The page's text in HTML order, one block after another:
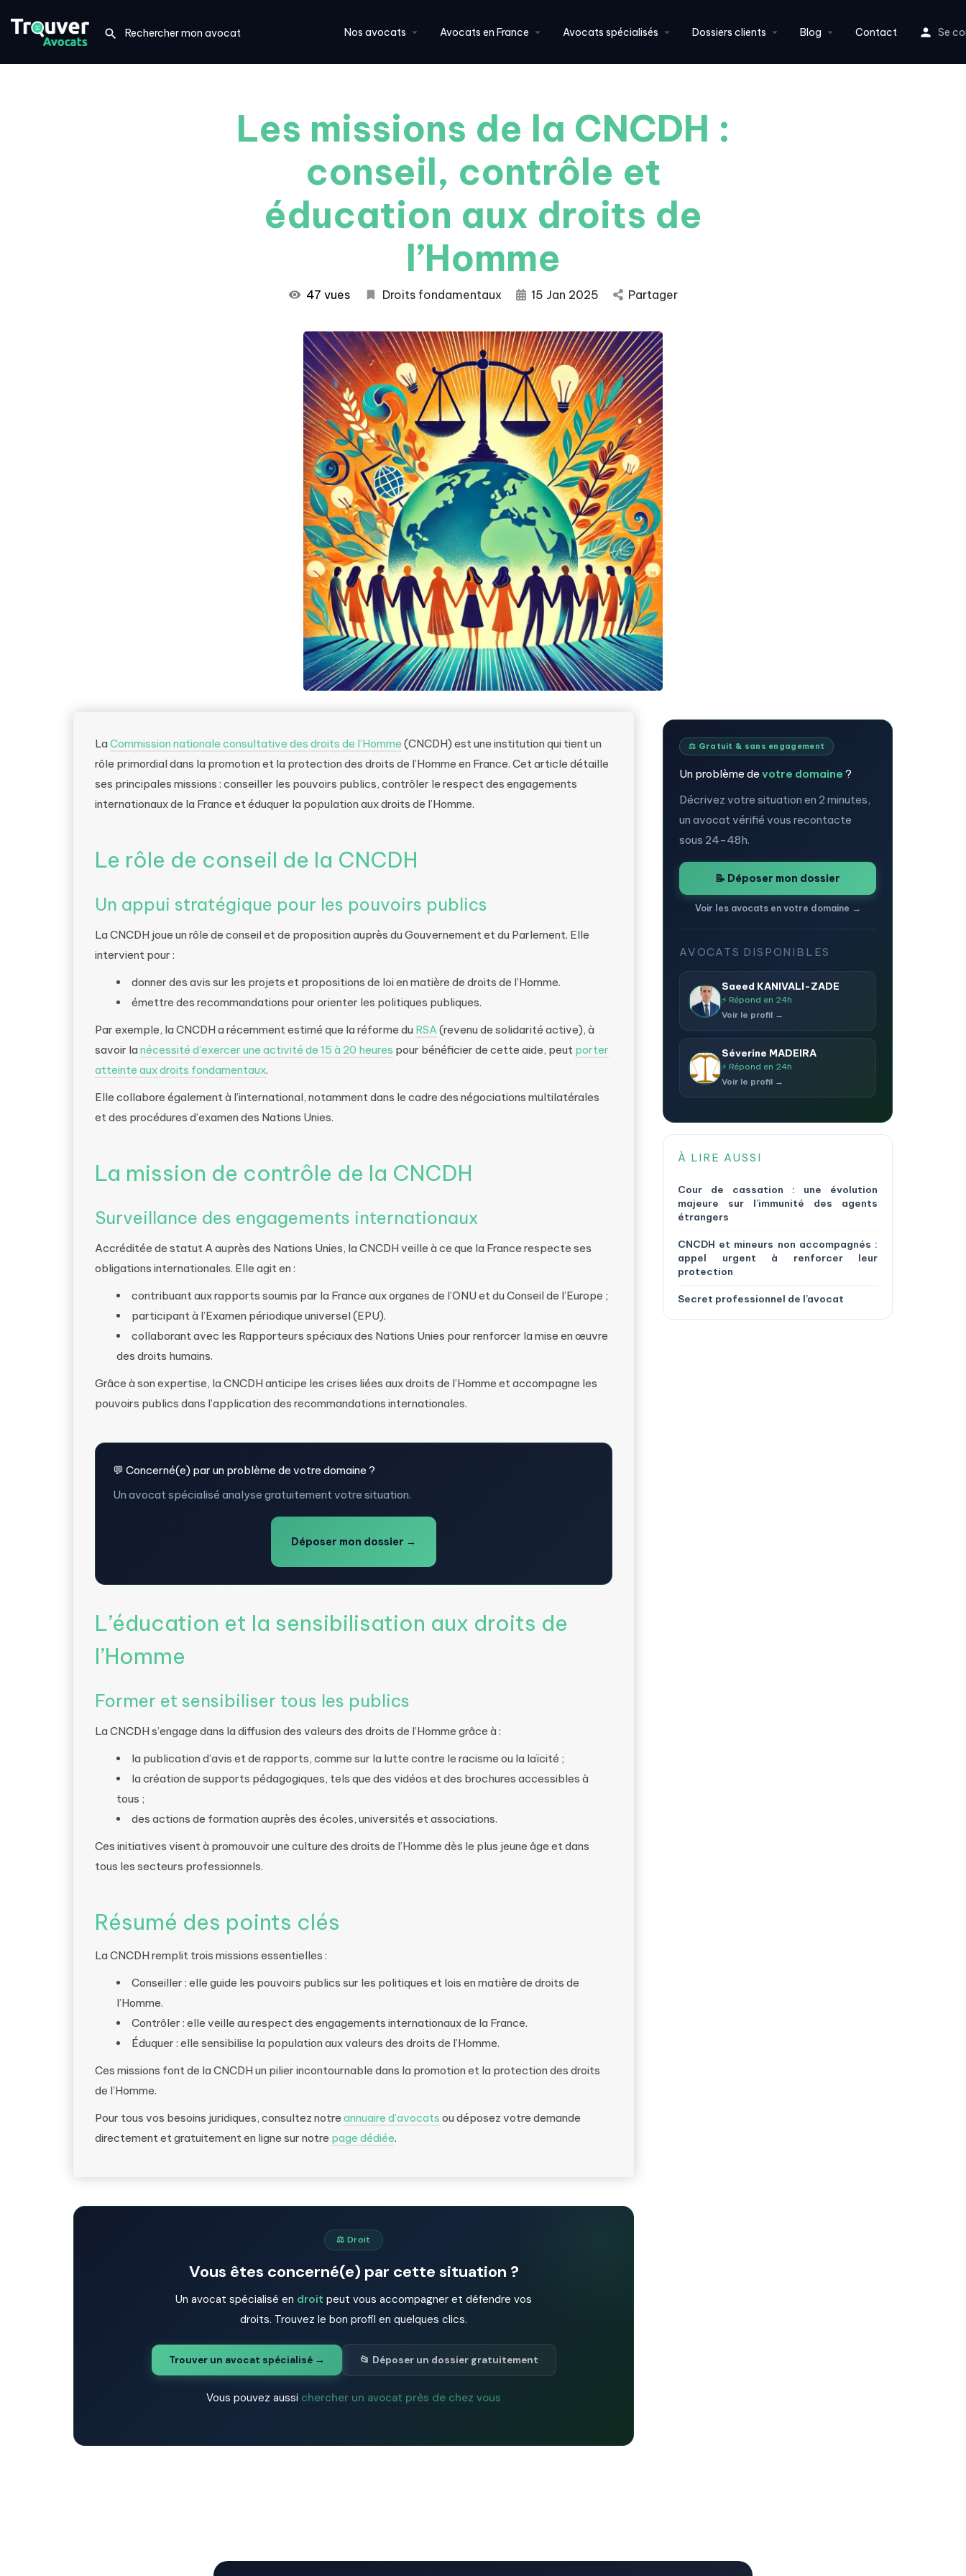
Nos avocats Avocats en France Avocats spécialisés Dossiers clients Blog Contact Se
Les missions de la CNCDH :
conseil, contrôle et
éducation aux droits de
l’Homme
47 vues Droits fondamentaux 15 Jan 2025 Partager
La Commission nationale consultative des droits de l’Homme (CNCDH) est une institution qui tient un
rôle primordial dans la promotion et la protection des droits de l’Homme en France. Cet article détaille
ses principales missions : conseiller les pouvoirs publics, contrôler le respect des engagements
internationaux de la France et éduquer la population aux droits de l’Homme.
Le rôle de conseil de la CNCDH
Un appui stratégique pour les pouvoirs publics
La CNCDH joue un rôle de conseil et de proposition auprès du Gouvernement et du Parlement. Elle
intervient pour :
donner des avis sur les projets et propositions de loi en matière de droits de l’Homme.
émettre des recommandations pour orienter les politiques publiques.
Par exemple, la CNCDH a récemment estimé que la réforme du RSA(revenu de solidarité active), à
savoir la nécessité d’exercer une activité de 15 à 20 heures pour bénéficier de cette aide, peut porter
atteinte aux droits fondamentaux.
Elle collabore également à l’international, notamment dans le cadre des négociations multilatérales
et des procédures d’examen des Nations Unies.
La mission de contrôle de la CNCDH
Surveillance des engagements internationaux
Accréditée de statut A auprès des Nations Unies, la CNCDH veille à ce que la France respecte ses
obligations internationales. Elle agit en :
contribuant aux rapports soumis par la France aux organes de l’ONU et du Conseil de l’Europe ;
participant à l’Examen périodique universel (EPU).
collaborant avec les Rapporteurs spéciaux des Nations Unies pour renforcer la mise en œuvre
des droits humains.
Grâce à son expertise, la CNCDH anticipe les crises liées aux droits de l’Homme et accompagne les
pouvoirs publics dans l’application des recommandations internationales.
💬 Concerné(e) par un problème de votre domaine ?
Un avocat spécialisé analyse gratuitement votre situation.
Déposer mon dossier →
L’éducation et la sensibilisation aux droits de
l’Homme
Former et sensibiliser tous les publics
La CNCDH s’engage dans la diffusion des valeurs des droits de l’Homme grâce à :
la publication d’avis et de rapports, comme sur la lutte contre le racisme ou la laïcité ;
la création de supports pédagogiques, tels que des vidéos et des brochures accessibles à
tous ;
des actions de formation auprès des écoles, universités et associations.
Ces initiatives visent à promouvoir une culture des droits de l’Homme dès le plus jeune âge et dans
tous les secteurs professionnels.
Résumé des points clés
La CNCDH remplit trois missions essentielles :
Conseiller : elle guide les pouvoirs publics sur les politiques et lois en matière de droits de
l’Homme.
Contrôler : elle veille au respect des engagements internationaux de la France.
Éduquer : elle sensibilise la population aux valeurs des droits de l’Homme.
Ces missions font de la CNCDH un pilier incontournable dans la promotion et la protection des droits
de l’Homme.
Pour tous vos besoins juridiques, consultez notre annuaire d’avocats ou déposez votre demande
directement et gratuitement en ligne sur notre page dédiée.
⚖️ Droit
Vous êtes concerné(e) par cette situation ?
Un avocat spécialisé en droit peut vous accompagner et défendre vos
droits. Trouvez le bon profil en quelques clics.
Trouver un avocat spécialisé → 📂 Déposer un dossier gratuitement
Vous pouvez aussi chercher un avocat près de chez vous
⚖️ Gratuit & sans engagement
Un problème de votre domaine ?
Décrivez votre situation en 2 minutes,
un avocat vérifié vous recontacte
sous 24-48h.
📝 Déposer mon dossier
Voir les avocats en votre domaine →
AVOCATS DISPONIBLES
Saeed KANIVALI-ZADE
⚡ Répond en 24h
Voir le profil →
Séverine MADEIRA
⚡ Répond en 24h
Voir le profil →
À LIRE AUSSI
Cour de cassation : une évolution
majeure sur l’immunité des agents
étrangers
CNCDH et mineurs non accompagnés :
appel urgent à renforcer leur
protection
Secret professionnel de l’avocat